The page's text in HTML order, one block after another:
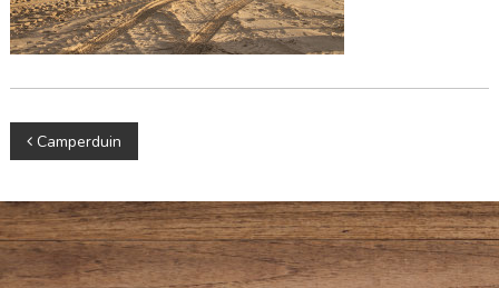
Berichtnavigatie
Camperduin